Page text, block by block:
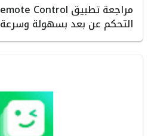
التحكم عن بعد بسهولة وسرعة